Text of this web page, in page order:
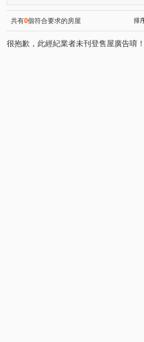
共有0個符合要求的房屋 排
很抱歉，此經紀業者未刊登售屋廣告唷！